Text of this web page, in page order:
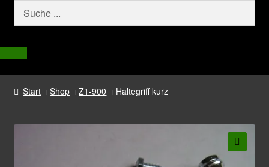
Start Shop Z1-900 Haltegriff kurz